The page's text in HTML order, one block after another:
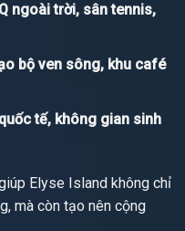
ngoài trời, sân tennis,
bộ ven sông, khu café
tế, không gian sinh
Elyse Island không chỉ
mà còn tạo nên cộng